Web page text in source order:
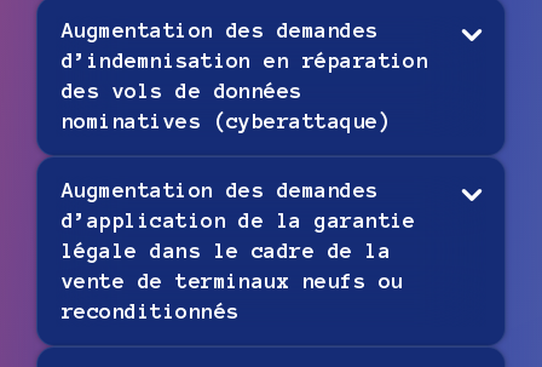
Augmentation des demandes
d’indemnisation en réparation
des vols de données
nominatives (cyberattaque)
Augmentation des demandes
d’application de la garantie
légale dans le cadre de la
vente de terminaux neufs ou
reconditionnés